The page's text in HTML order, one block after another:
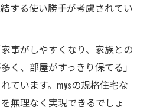
する使い勝手が考慮されてい
事がしやすくなり、家族との
く、部屋がすっきり保てる」
ています。mysの規格住宅な
無理なく実現できるでしょ